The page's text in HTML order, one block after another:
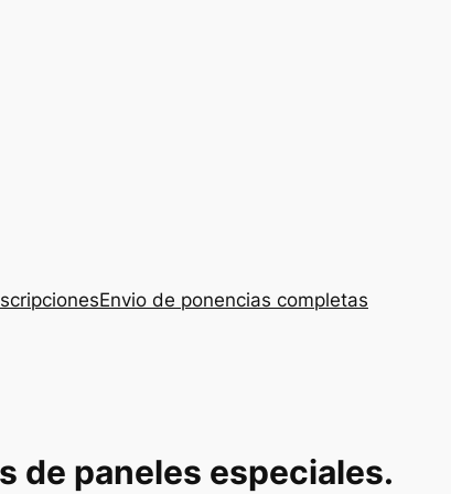
Envio de ponencias completas
de paneles especiales.